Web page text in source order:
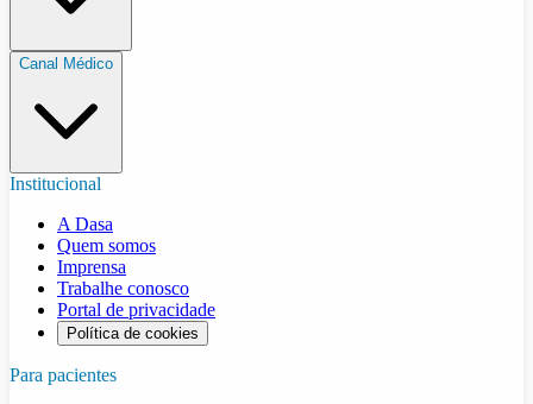
Canal Médico
Institucional
A Dasa
Quem somos
Imprensa
Trabalhe conosco
Portal de privacidade
Política de cookies
Para pacientes